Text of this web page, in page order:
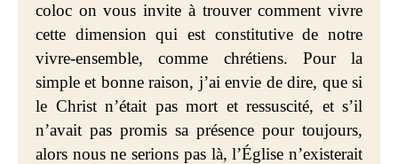
coloc on vous invite à trouver comment vivre
cette dimension qui est constitutive de notre
vivre-ensemble, comme chrétiens. Pour la
simple et bonne raison, j’ai envie de dire, que si
le Christ n’était pas mort et ressuscité, et s’il
n’avait pas promis sa présence pour toujours,
alors nous ne serions pas là, l’Église n’existerait